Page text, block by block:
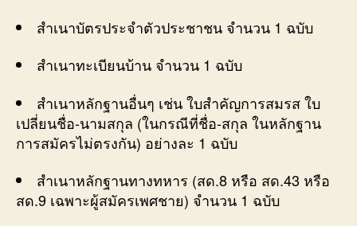
สำเนาบัตรประจำตัวประชาชน จำนวน 1 ฉบับ
สำเนาทะเบียนบ้าน จำนวน 1 ฉบับ
สำเนาหลักฐานอื่นๆ เช่น ใบสำคัญการสมรส ใบ
เปลี่ยนชื่อ-นามสกุล (ในกรณีที่ชื่อ-สกุล ในหลักฐาน
การสมัครไม่ตรงกัน) อย่างละ 1 ฉบับ
สำเนาหลักฐานทางทหาร (สด.8 หรือ สด.43 หรือ
สด.9 เฉพาะผู้สมัครเพศชาย) จำนวน 1 ฉบับ